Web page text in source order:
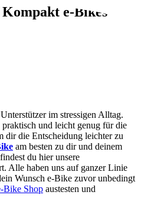
Kompakt e-Bikes
im stressigen Alltag.
und leicht genug für die
die Entscheidung leichter zu
am besten zu dir und deinem
du hier unsere
Alle haben uns auf ganzer Linie
Wunsch e-Bike zuvor unbedingt
Bike Shop austesten und